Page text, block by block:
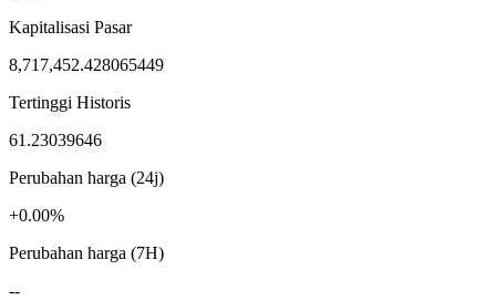
Kapitalisasi Pasar
8,717,452.428065449
Tertinggi Historis
61.23039646
Perubahan harga (24j)
+0.00%
Perubahan harga (7H)
--